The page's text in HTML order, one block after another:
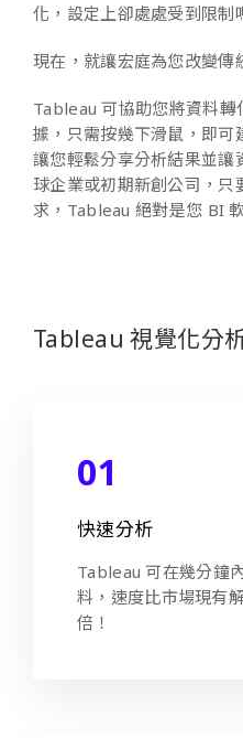
化，設定上卻處處受到限制
現在，就讓宏庭為您改變傳
Tableau可協助您將資料轉
據，只需按幾下滑鼠，即可
讓您輕鬆分享分析結果並讓
球企業或初期新創公司，只
求， Tableau絕對是您 BI
Tableau 視覺化分
01
快速分析
Tableau 可在幾分鐘
料，速度比市場現有
倍！